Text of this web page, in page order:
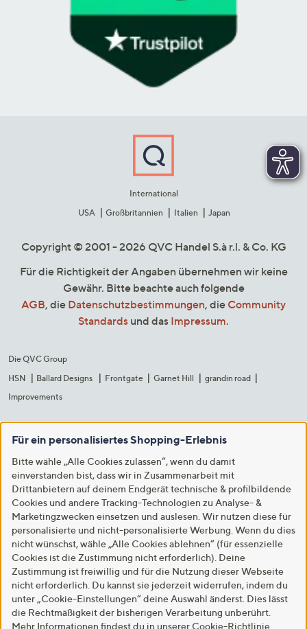
International
USA
Großbritannien Italien Japan
Copyright © 2001 - 2026 QVC Handel S.à r.l. & Co. KG
Für die Richtigkeit der Angaben übernehmen wir keine
Gewähr. Bitte beachte auch folgende
AGB, die Datenschutzbestimmungen, die Community
Standards und das Impressum.
Die QVC Group
HSN
Ballard Designs Frontgate Garnet Hill
grandin road
Improvements
Für ein personalisiertes Shopping-Erlebnis
Bitte wähle „Alle Cookies zulassen“, wenn du damit
einverstanden bist, dass wir in Zusammenarbeit mit
Drittanbietern auf deinem Endgerät technische & profilbildende
Cookies und andere Tracking-Technologien zu Analyse- &
Marketingzwecken einsetzen und auslesen. Wir nutzen diese für
personalisierte und nicht-personalisierte Werbung. Wenn du dies
nicht wünschst, wähle „Alle Cookies ablehnen“ (für essenzielle
Cookies ist die Zustimmung nicht erforderlich). Deine
Zustimmung ist freiwillig und für die Nutzung dieser Webseite
nicht erforderlich. Du kannst sie jederzeit widerrufen, indem du
unter „Cookie-Einstellungen“ deine Auswahl änderst. Dies lässt
die Rechtmäßigkeit der bisherigen Verarbeitung unberührt.
Mehr Informationen findest du in unserer Cookie-Richtlinie